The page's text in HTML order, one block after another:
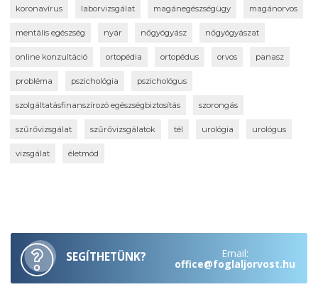
koronavírus laborvizsgálat magánegészségügy magánorvos
mentális egészség nyár nőgyógyász nőgyógyászat
online konzultáció ortopédia ortopédus orvos panasz
probléma pszichológia pszichológus
szolgáltatásfinanszírozó egészségbiztosítás szorongás
szűrővizsgálat szűrővizsgálatok tél urológia urológus
vizsgálat életmód
SEGÍTHETÜNK? Email:
office@foglaljorvost.hu